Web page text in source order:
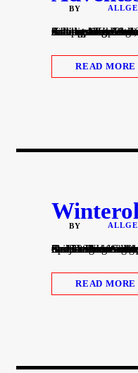
BY
An den Adventsmontagen findet wieder unser traditionelles Adventssingen statt. Dabei versammelt sich die komplette Schulgemeinschaft nach der ersten großen Pause im Foyer und singt gemeinsam Adventslieder. Jede Woche nimmt auch einer der Söllinger Kindergärten mit den Kindern aus der Kooperation Kindergarten-Grundschule am Adventssingen teil, sodass auch die neuen Schulanfänger schon ein bisschen
READ MORE
BY
Am 28. November sammelten die Kinder der Grundschule Söllingen fleißig Punkte bei der diesjährigen Winterolympiade. Im Voraus hatten sie in ihrem Verwandten- und Bekanntenkreis Sponsoren gesucht, die für jeden erspielten Punkt einen selbst
READ MORE